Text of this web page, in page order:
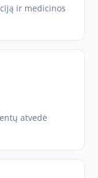
ir medicinos
atvedė